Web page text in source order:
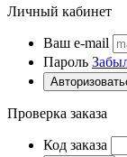
Личный кабинет
Ваш e-mail
Пароль
Проверка заказа
Код заказа